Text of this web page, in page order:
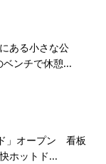
ある小さな公
ンチで休憩...
」オープン 看板
ホットド...